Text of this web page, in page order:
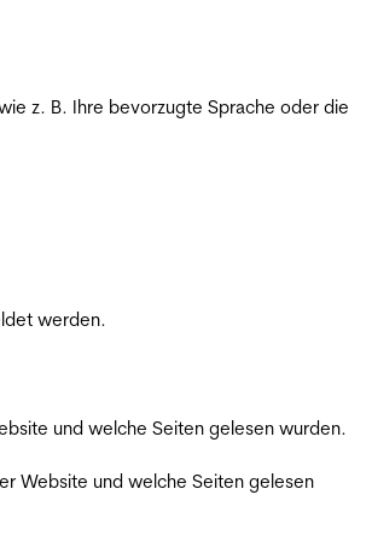
z. B. Ihre bevorzugte Sprache oder die
werden.
und welche Seiten gelesen wurden.
Website und welche Seiten gelesen